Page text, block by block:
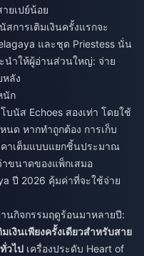
ยเปย์น้อย
การเติมเงินครั้งแรกจะ
และชุด Priestess นั่น
นำให้ผู้อ่านส่วนใหญ่: จ่าย
หลัง
นัก
นัส Echoes สองเท่า โดยใช้
นด หากทำถูกต้อง การเก็บ
าเต็มแบบแยกชิ้นประมาณ
าขนาดของแพ็กเสมอ
ปี 2026 คุ้มค่าที่จะใช้จ่าย
นกิจกรรมฤดูร้อนมาหลายปี:
เงินเพียงครั้งเดียวสำหรับสาย
วไป เครื่องประดับ Heart of